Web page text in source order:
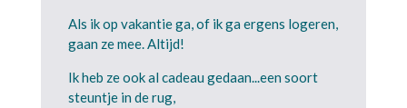
Als ik op vakantie ga, of ik ga ergens logeren,
gaan ze mee. Altijd!
Ik heb ze ook al cadeau gedaan...een soort
steuntje in de rug,